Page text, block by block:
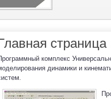
страница
комплекс
динамики и